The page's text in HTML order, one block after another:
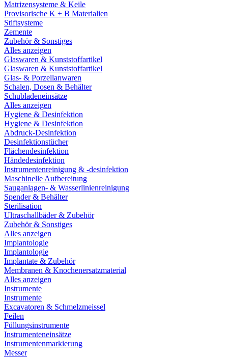
Matrizensysteme & Keile
Provisorische K + B Materialien
Stiftsysteme
Zemente
Zubehör & Sonstiges
Alles anzeigen
Glaswaren & Kunststoffartikel
Glaswaren & Kunststoffartikel
Glas- & Porzellanwaren
Schalen, Dosen & Behälter
Schubladeneinsätze
Alles anzeigen
Hygiene & Desinfektion
Hygiene & Desinfektion
Abdruck-Desinfektion
Desinfektionstücher
Flächendesinfektion
Händedesinfektion
Instrumentenreinigung & -desinfektion
Maschinelle Aufbereitung
Sauganlagen- & Wasserlinienreinigung
Spender & Behälter
Sterilisation
Ultraschallbäder & Zubehör
Zubehör & Sonstiges
Alles anzeigen
Implantologie
Implantologie
Implantate & Zubehör
Membranen & Knochenersatzmaterial
Alles anzeigen
Instrumente
Instrumente
Excavatoren & Schmelzmeissel
Feilen
Füllungsinstrumente
Instrumenteneinsätze
Instrumentenmarkierung
Messer